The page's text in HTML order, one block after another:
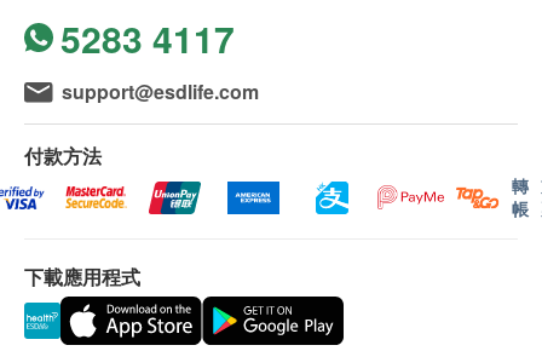
5283 4117
support@esdlife.com
付款方法
轉
帳
下載應用程式